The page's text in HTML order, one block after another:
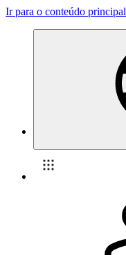
Ir para o conteúdo principal